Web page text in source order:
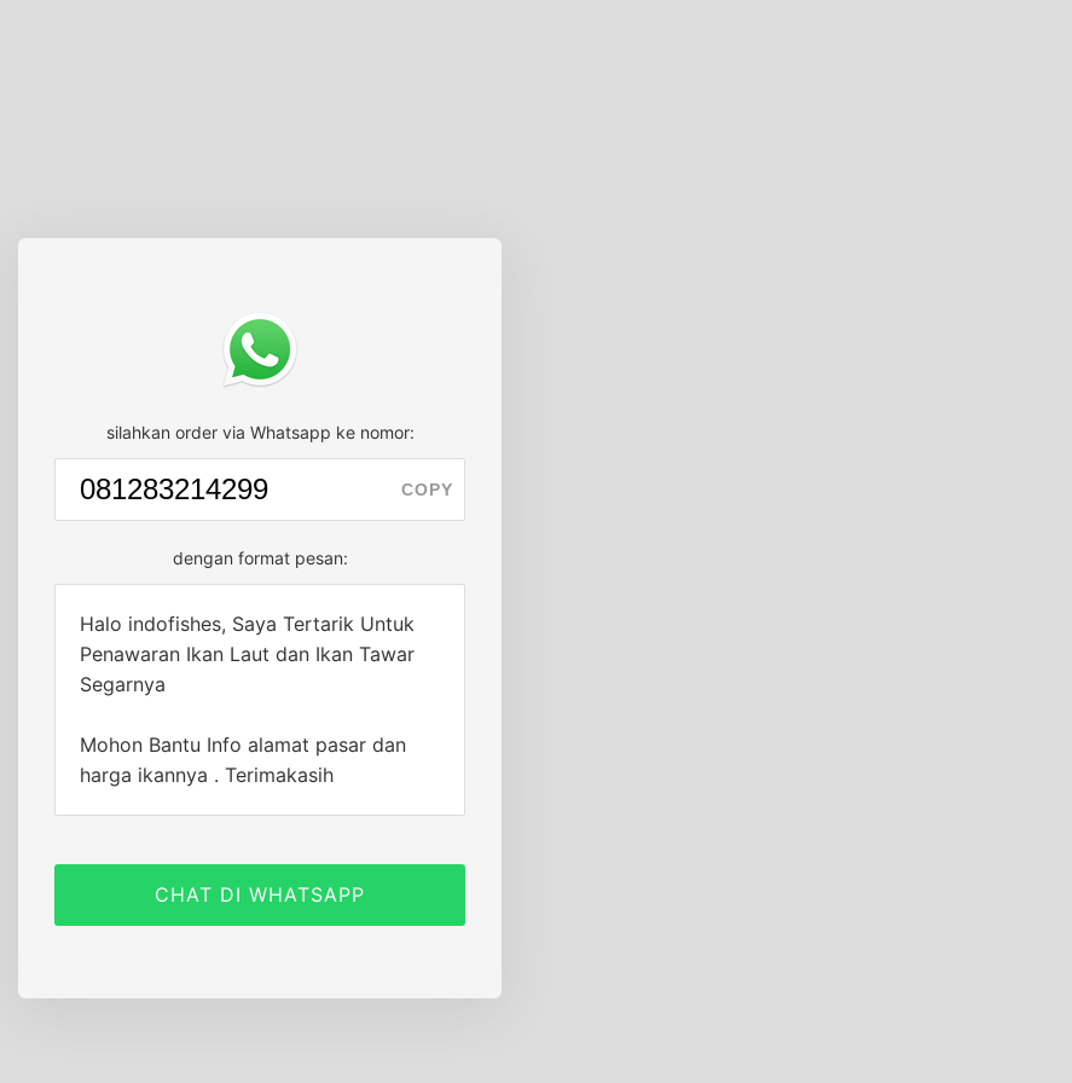
silahkan order via Whatsapp ke nomor:
COPY
dengan format pesan:
Halo indofishes, Saya Tertarik Untuk
Penawaran Ikan Laut dan Ikan Tawar
Segarnya
Mohon Bantu Info alamat pasar dan
harga ikannya . Terimakasih
CHAT DI WHATSAPP